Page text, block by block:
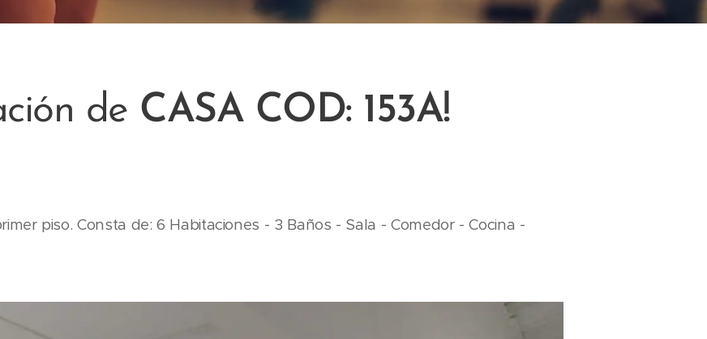
de CASA COD: 153A!
piso. Consta de: 6 Habitaciones - 3 Baños - Sala - Comedor - Cocina -